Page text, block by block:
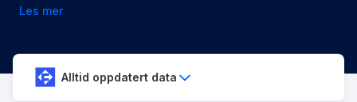
med Telenor er et bra valg.
Les mer
Alltid oppdatert data